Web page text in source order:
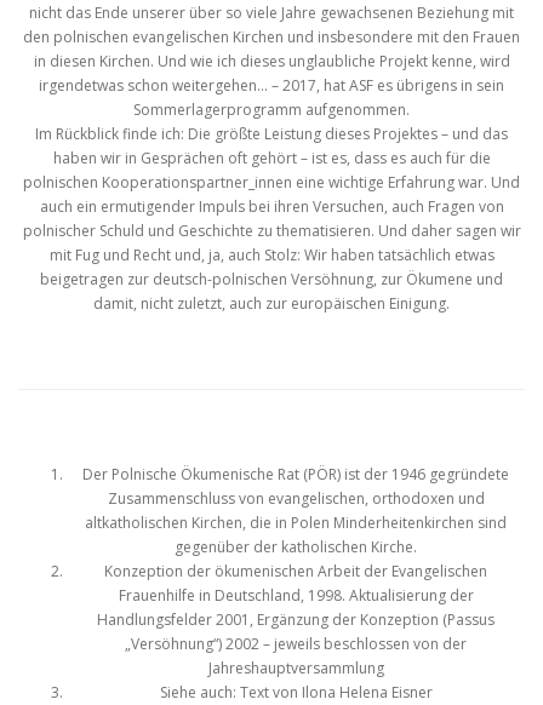
nicht das Ende unserer über so viele Jahre gewachsenen Beziehung mit
den polnischen evangelischen Kirchen und insbesondere mit den Frauen
in diesen Kirchen. Und wie ich dieses unglaubliche Projekt kenne, wird
irgendetwas schon weitergehen… – 2017, hat ASF es übrigens in sein
Sommerlagerprogramm aufgenommen.
Im Rückblick finde ich: Die größte Leistung dieses Projektes – und das
haben wir in Gesprächen oft gehört – ist es, dass es auch für die
polnischen Kooperationspartner_innen eine wichtige Erfahrung war. Und
auch ein ermutigender Impuls bei ihren Versuchen, auch Fragen von
polnischer Schuld und Geschichte zu thematisieren. Und daher sagen wir
mit Fug und Recht und, ja, auch Stolz: Wir haben tatsächlich etwas
beigetragen zur deutsch-polnischen Versöhnung, zur Ökumene und
damit, nicht zuletzt, auch zur europäischen Einigung.
Der Polnische Ökumenische Rat (PÖR) ist der 1946 gegründete
Zusammenschluss von evangelischen, orthodoxen und
altkatholischen Kirchen, die in Polen Minderheitenkirchen sind
gegenüber der katholischen Kirche.
Konzeption der ökumenischen Arbeit der Evangelischen
Frauenhilfe in Deutschland, 1998. Aktualisierung der
Handlungsfelder 2001, Ergänzung der Konzeption (Passus
„Versöhnung“) 2002 – jeweils beschlossen von der
Jahreshauptversammlung
Siehe auch: Text von Ilona Helena Eisner